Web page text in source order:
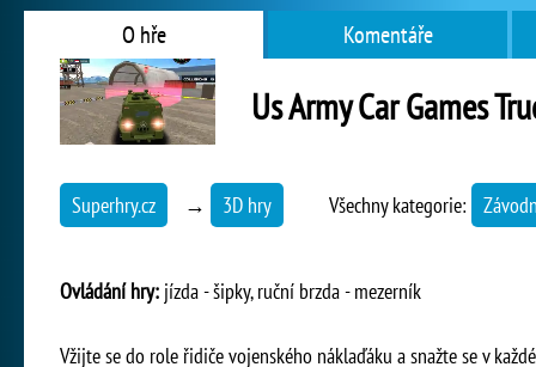
O hře Komentáře
Us Army Car Games
Superhry.cz → 3D hry Všechny kategorie:
Ovládání hry: jízda - šipky, ruční brzda - mezerník
Vžijte se do role řidiče vojenského náklaďáku a snažte se v